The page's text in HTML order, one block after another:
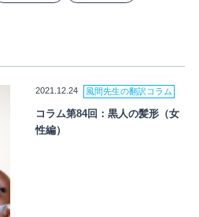
2021.12.24 風間先生の翻訳コラム
コラム第84回：黒人の髪形（女
性編）